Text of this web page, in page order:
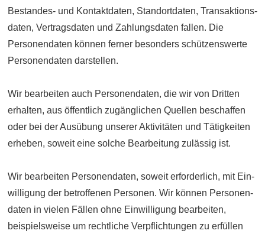
Bestandes- und Kontakt­daten, Standort­daten, Transaktions­
daten, Vertrags­daten und Zahlungs­daten fallen. Die
Personen­daten können ferner besonders schützens­werte
Personen­daten darstellen.
Wir bearbeiten auch Personen­daten, die wir von Dritten
erhalten, aus öffentlich zugäng­lichen Quellen beschaffen
oder bei der Ausübung unserer Aktivitäten und Tätig­keiten
erheben, soweit eine solche Bearbeitung zulässig ist.
Wir bearbeiten Personen­daten, soweit erforderlich, mit Ein­
willigung der betroffenen Personen. Wir können Personen­
daten in vielen Fällen ohne Ein­willigung bearbeiten,
beispiels­weise um rechtliche Ver­pflichtungen zu erfüllen